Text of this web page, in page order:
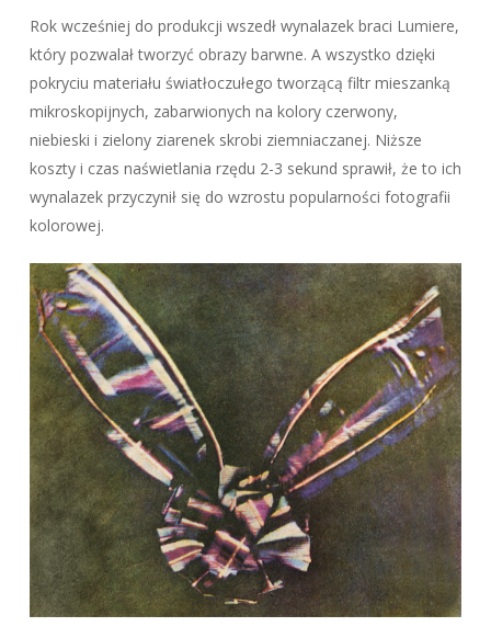
Rok wcześniej do produkcji wszedł wynalazek braci Lumiere,
który pozwalał tworzyć obrazy barwne. A wszystko dzięki
pokryciu materiału światłoczułego tworzącą filtr mieszanką
mikroskopijnych, zabarwionych na kolory czerwony,
niebieski i zielony ziarenek skrobi ziemniaczanej. Niższe
koszty i czas naświetlania rzędu 2-3 sekund sprawił, że to ich
wynalazek przyczynił się do wzrostu popularności fotografii
kolorowej.